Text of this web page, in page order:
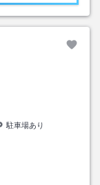
駐車場あり